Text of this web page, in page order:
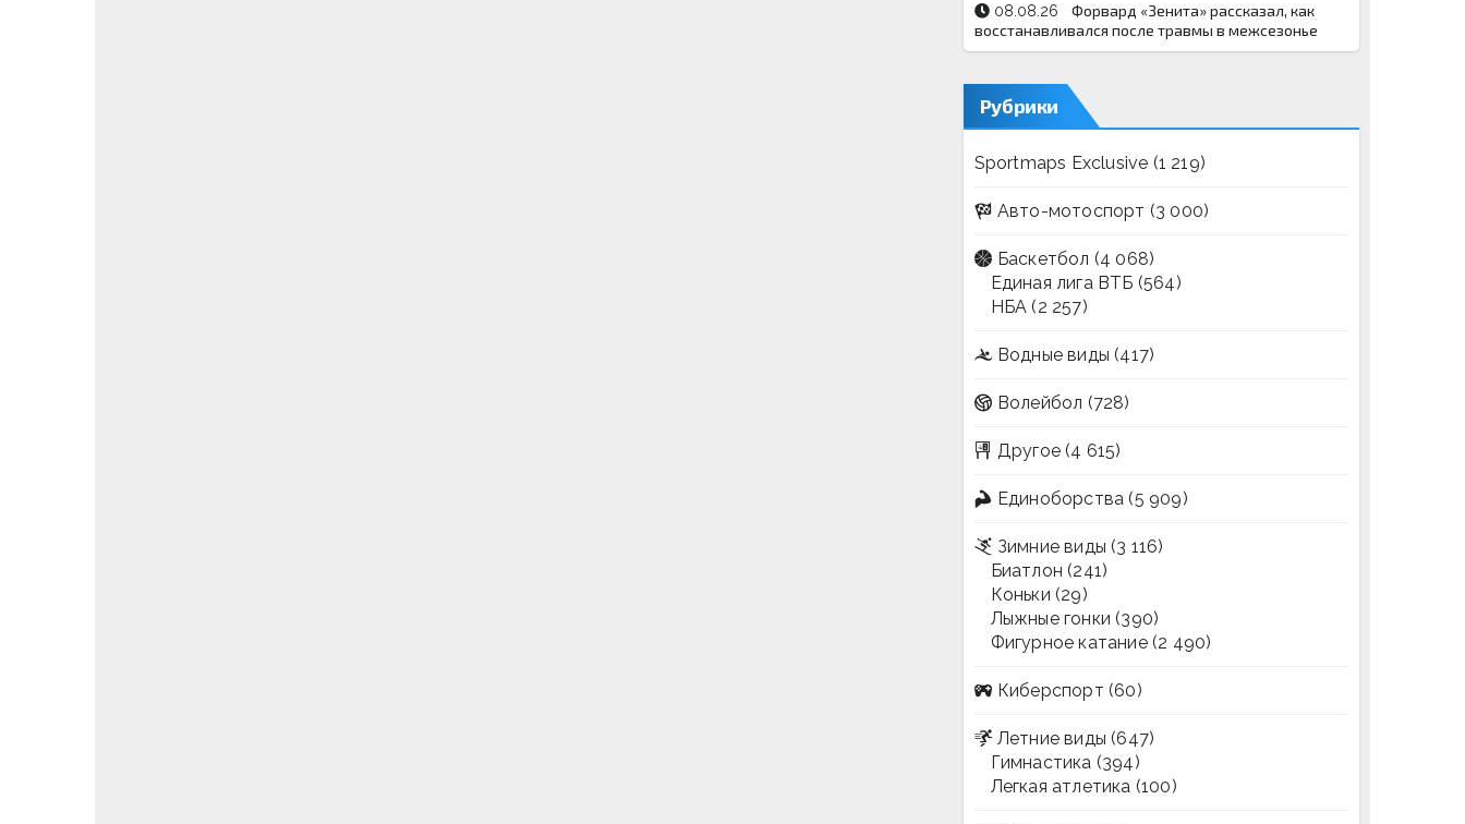
08.08.26
Форвард «Зенита» рассказал, как
восстанавливался после травмы в межсезонье
Рубрики
Sportmaps Exclusive (1 219)
Авто-мотоспорт (3 000)
Баскетбол (4 068)
Единая лига ВТБ (564)
НБА (2 257)
Водные виды (417)
Волейбол (728)
Другое (4 615)
Единоборства (5 909)
Зимние виды (3 116)
Биатлон (241)
Коньки (29)
Лыжные гонки (390)
Фигурное катание(2 490)
Киберспорт (60)
Летние виды (647)
Гимнастика (394)
Легкая атлетика (100)